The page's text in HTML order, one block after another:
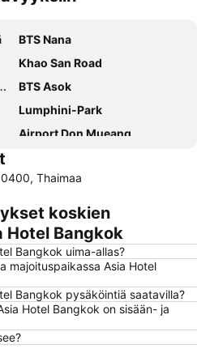
BTS Nana
Khao San Road
BTS Asok
Lumphini-Park
Airport Don Mueang
MBK Center
Central World Plaza
BTS Phaya Thai
BTS Ari
Siam Paragon
Patpong
BTS Ratchathewi
Thaimaa
koskien
Hotel Bangkok
Bangkok uima-allas?
majoituspaikassa Asia Hotel
Bangkok pysäköintiä saatavilla?
Hotel Bangkok on sisään- ja